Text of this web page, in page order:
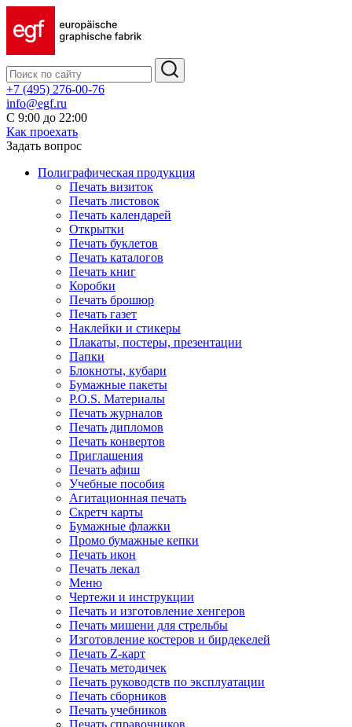
+7 (495) 276-00-76
info@egf.ru
С 9:00 до 22:00
Как проехать
Задать вопрос
Полиграфическая продукция
Печать визиток
Печать листовок
Печать календарей
Открытки
Печать буклетов
Печать каталогов
Печать книг
Коробки
Печать брошюр
Печать газет
Наклейки и стикеры
Плакаты, постеры, презентации
Папки
Блокноты, кубари
Бумажные пакеты
P.O.S. Материалы
Печать журналов
Печать дипломов
Печать конвертов
Приглашения
Печать афиш
Учебные пособия
Агитационная печать
Скретч карты
Бумажные флажки
Промо бумажные кепки
Печать икон
Печать лекал
Меню
Чертежи и инструкции
Печать и изготовление хенгеров
Печать мишени для стрельбы
Изготовление костеров и бирдекелей
Печать Z-карт
Печать методичек
Печать руководств по эксплуатации
Печать сборников
Печать учебников
Печать справочников